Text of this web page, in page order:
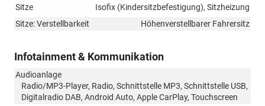
Sitze
Isofix (Kindersitzbefestigung), Sitzheizung
Sitze: Verstellbarkeit
Höhenverstellbarer Fahrersitz
Infotainment & Kommunikation
Audioanlage
Radio/MP3-Player, Radio, Schnittstelle MP3, Schnittstelle USB,
Digitalradio DAB, Android Auto, Apple CarPlay, Touchscreen